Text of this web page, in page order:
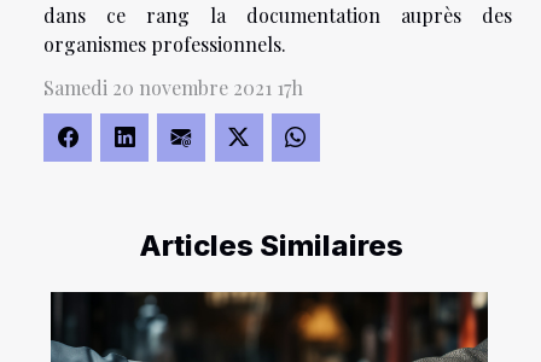
Articles Similaires
dans ce rang la documentation auprès des
organismes professionnels.
Samedi 20 novembre 2021 17h